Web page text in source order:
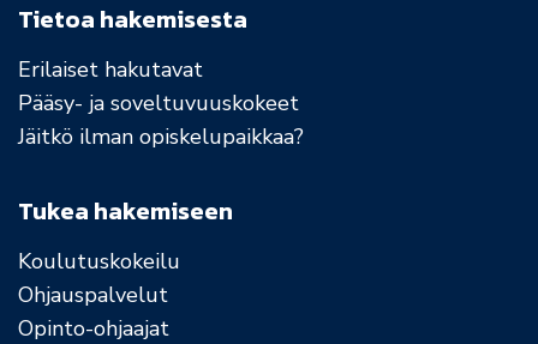
Tietoa hakemisesta
Erilaiset hakutavat
Pääsy- ja soveltuvuuskokeet
Jäitkö ilman opiskelupaikkaa?
Tukea hakemiseen
Koulutuskokeilu
Ohjauspalvelut
Opinto-ohjaajat